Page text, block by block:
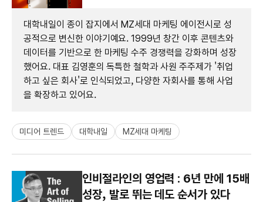
대학내일이 종이 잡지에서 MZ세대 마케팅 에이전시로 성
공적으로 변신한 이야기예요. 1999년 창간 이후 콘텐츠와
데이터를 기반으로 한 마케팅 수주 경쟁력을 강화하며 성장
했어요. 대표 김영훈의 독특한 철학과 사원 주주제가 '취업
하고 싶은 회사'로 인식되었고, 다양한 자회사를 통해 사업
을 확장하고 있어요.
미디어 트렌드 대학내일 MZ세대 마케팅
인비절라인의 영업력 : 6년 만에 15배
성장, 발로 뛰는 데도 순서가 있다